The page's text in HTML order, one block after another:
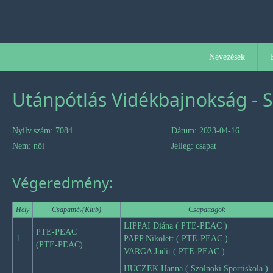
Nevezések
Utánpótlás Vidékbajnokság -
Nyilv.szám: 7084
Dátum: 2023-04-16
Nem: női
Jelleg: csapat
Végeredmény:
Hely Csapatnév(Klub) Csapattagok
1
PTE-PEAC
(PTE-PEAC)
LIPPAI Diána ( PTE-PEAC )
PAPP Nikolett ( PTE-PEAC )
VARGA Judit ( PTE-PEAC )
HUCZEK Hanna ( Szolnoki Sportiskola )